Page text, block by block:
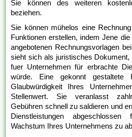
Sie können des weiteren
beziehen.
Sie können mühelos eine
Funktionen erstellen, indem Jene
angebotenen Rechnungsvorlagen
sieht sich als juristisches Dokument,
fuer Unternehmen für erbrachte
würde. Eine gekonnt
Glaubwürdigkeit Ihres
Stellenwert. Sie veranlasst
Gebühren schnell zu saldieren und
Dienstleistungen
Wachstum Ihres Unternehmens zu